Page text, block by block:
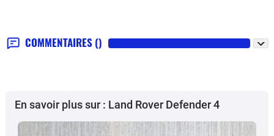
COMMENTAIRES ()
En savoir plus sur : Land Rover Defender 4